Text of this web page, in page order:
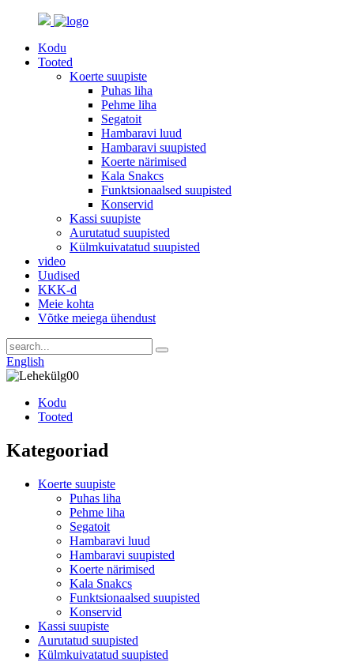
Kodu
Tooted
Koerte suupiste
Puhas liha
Pehme liha
Segatoit
Hambaravi luud
Hambaravi suupisted
Koerte närimised
Kala Snakcs
Funktsionaalsed suupisted
Konservid
Kassi suupiste
Aurutatud suupisted
Külmkuivatatud suupisted
video
Uudised
KKK-d
Meie kohta
Võtke meiega ühendust
English
Kodu
Tooted
Kategooriad
Koerte suupiste
Puhas liha
Pehme liha
Segatoit
Hambaravi luud
Hambaravi suupisted
Koerte närimised
Kala Snakcs
Funktsionaalsed suupisted
Konservid
Kassi suupiste
Aurutatud suupisted
Külmkuivatatud suupisted